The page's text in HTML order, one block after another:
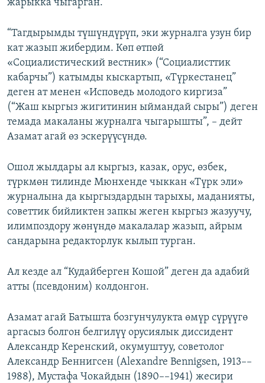
жарыкка чыгарган.
“Тагдырымды түшүндүрүп, эки журналга узун бир
кат жазып жибердим. Көп өтпөй
«Социалистический вестник» (“Социалисттик
кабарчы”) катымды кыскартып, «Түркестанец”
деген ат менен «Исповедь молодого киргиза”
(“Жаш кыргыз жигитинин ыймандай сыры”) деген
темада макаланы журналга чыгарышты”, – дейт
Азамат агай өз эскерүүсүндө.
Ошол жылдары ал кыргыз, казак, орус, өзбек,
түркмөн тилинде Мюнхенде чыккан «Түрк эли»
журналына да кыргыздардын тарыхы, маданияты,
советтик бийликтен запкы жеген кыргыз жазуучу,
илимпоздору жөнүндө макалалар жазып, айрым
сандарына редакторлук кылып турган.
Ал кезде ал “Кудайберген Кошой” деген да адабий
атты (псевдоним) колдонгон.
Азамат агай Батышта бозгунчулукта өмүр сүрүүгө
аргасыз болгон белгилүү орусиялык диссидент
Александр Керенский, окумуштуу, советолог
Александр Беннигсен (Alexandre Bennigsen, 1913––
1988), Мустафа Чокайдын (1890––1941) жесири